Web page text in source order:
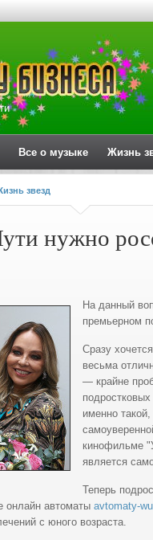
Все о музыке Жизнь
звезд
нужно
На данный
премьерном
Сразу
весьма
— крайне
именно
кинофильме
является
Теперь
онлайн автоматы avtomaty-
с юного возраста.